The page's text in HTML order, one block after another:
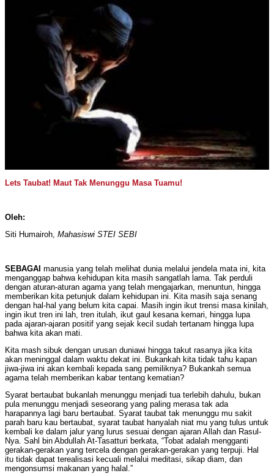
Lets Taubat! Maut Tak Menunggu Masa Tuamu!
Oleh:
Siti Humairoh, Mahasiswi STEI SEBI
SEBAGAI manusia yang telah melihat dunia melalui jendela mata ini, kita
menganggap bahwa kehidupan kita masih sangatlah lama. Tak perduli
dengan aturan-aturan agama yang telah mengajarkan, menuntun, hingga
memberikan kita petunjuk dalam kehidupan ini. Kita masih saja senang
dengan hal-hal yang belum kita capai. Masih ingin ikut trensi masa kinilah,
ingin ikut tren ini lah, tren itulah, ikut gaul kesana kemari, hingga lupa
pada ajaran-ajaran positif yang sejak kecil sudah tertanam hingga lupa
bahwa kita akan mati.
Kita mash sibuk dengan urusan duniawi hingga takut rasanya jika kita
akan meninggal dalam waktu dekat ini. Bukankah kita tidak tahu kapan
jiwa-jiwa ini akan kembali kepada sang pemiliknya? Bukankah semua
agama telah memberikan kabar tentang kematian?
Syarat bertaubat bukanlah menunggu menjadi tua terlebih dahulu, bukan
pula menunggu menjadi seseorang yang paling merasa tak ada
harapannya lagi baru bertaubat. Syarat taubat tak menunggu mu sakit
parah baru kau bertaubat, syarat taubat hanyalah niat mu yang tulus untuk
kembali ke dalam jalur yang lurus sesuai dengan ajaran Allah dan Rasul-
Nya. Sahl bin Abdullah At-Tasatturi berkata, “Tobat adalah mengganti
gerakan-gerakan yang tercela dengan gerakan-gerakan yang terpuji. Hal
itu tidak dapat terealisasi kecuali melalui meditasi, sikap diam, dan
mengonsumsi makanan yang halal.”